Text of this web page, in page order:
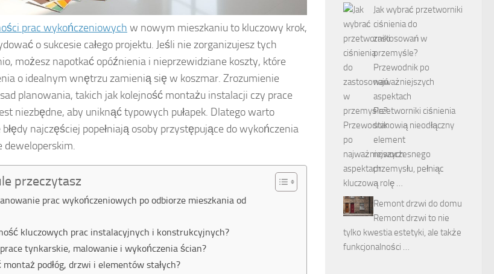
prac wykończeniowych w nowym mieszkaniu to kluczowy krok,
o sukcesie całego projektu. Jeśli nie zorganizujesz tych
możesz napotkać opóźnienia i nieprzewidziane koszty, które
o idealnym wnętrzu zamienią się w koszmar. Zrozumienie
planowania, takich jak kolejność montażu instalacji czy prace
niezbędne, aby uniknąć typowych pułapek. Dlatego warto
najczęściej popełniają osoby przystępujące do wykończenia
deweloperskim.
przeczytasz
prac wykończeniowych po odbiorze mieszkania od
kluczowych prac instalacyjnych i konstrukcyjnych?
tynkarskie, malowanie i wykończenia ścian?
montaż podłóg, drzwi i elementów stałych?
Jak wybrać przetworniki
ciśnienia do
zastosowań w
przemyśle?
Przewodnik po
najważniejszych
aspektach
Przetworniki ciśnienia
stanowią nieodłączny
element
nowoczesnego
przemysłu, pełniąc
kluczową rolę …
Remont drzwi do domu
Remont drzwi to nie
tylko kwestia estetyki, ale także
funkcjonalności …